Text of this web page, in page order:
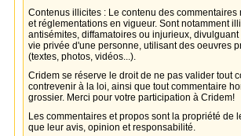
Contenus illicites : Le contenu des
et réglementations en vigueur. Sont notamment
antisémites, diffamatoires ou injurieux,
vie privée d'une personne, utilisant des oeuvres
(textes, photos, vidéos...).
Cridem se réserve le droit de ne pas valider tout
contrevenir à la loi, ainsi que tout commentaire
grossier. Merci pour votre participation à Cridem!
Les commentaires et propos sont la propriété de
que leur avis, opinion et responsabilité.